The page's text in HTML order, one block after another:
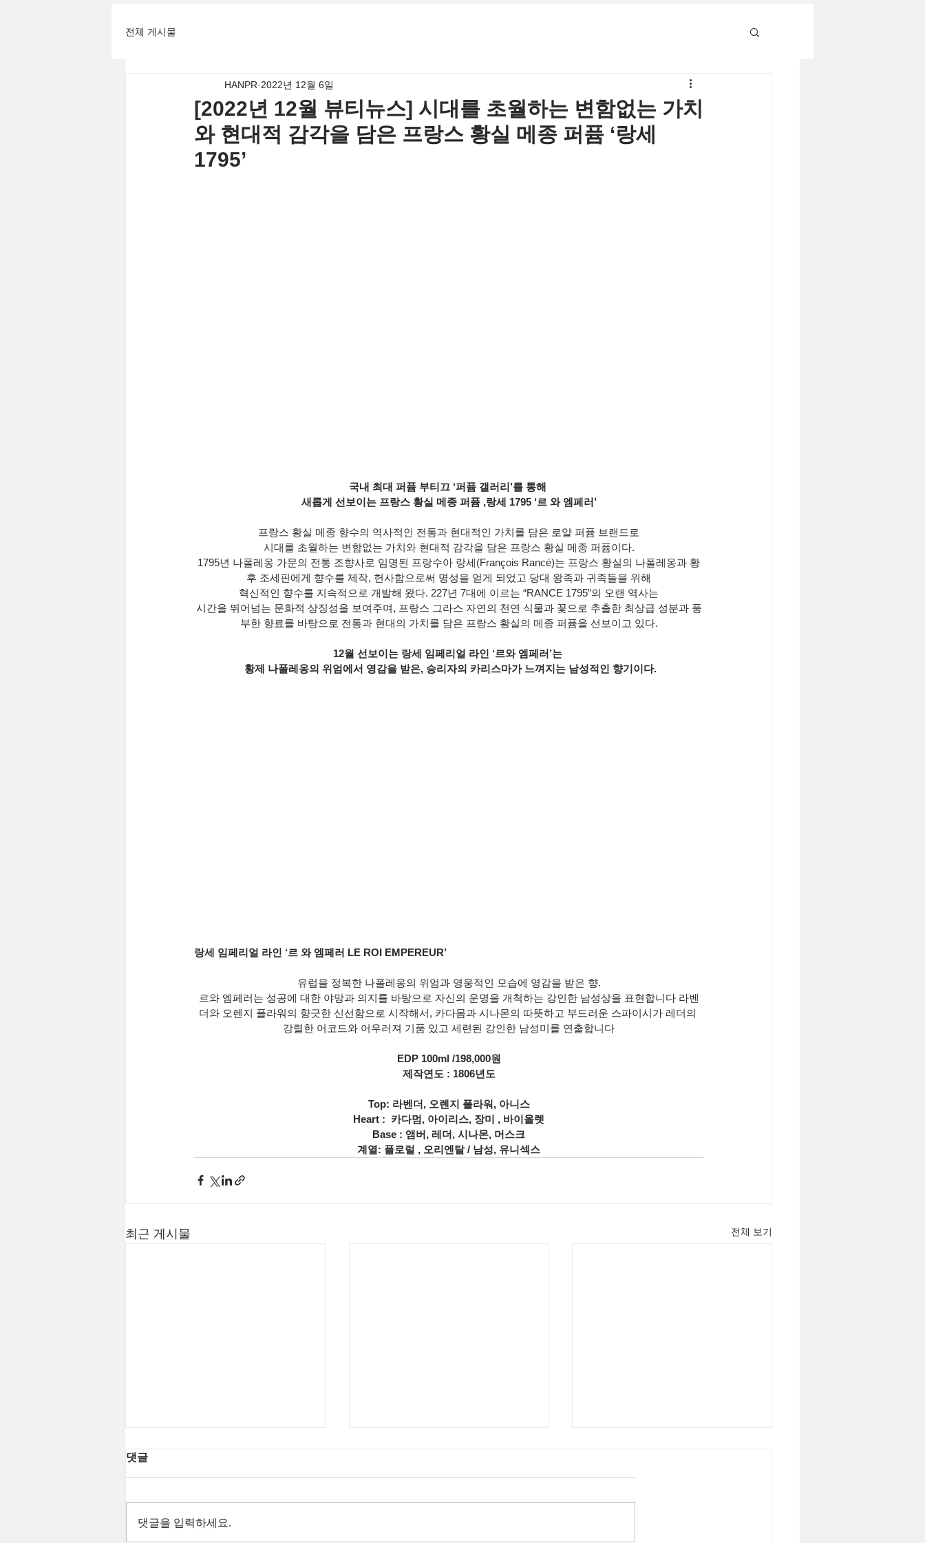
전체 게시물
[2022년 12월 뷰티뉴스] 시대를 초월하는 변함없는 가치
와 현대적 감각을 담은 프랑스 황실 메종 퍼퓸 ‘랑세
1795’
HANPR 2022년 12월 6일
국내 최대 퍼퓸 부티끄 ‘퍼퓸 갤러리’를 통해
새롭게 선보이는 프랑스 황실 메종 퍼퓸 ,랑세 1795 ‘르 와 엠페러’
프랑스 황실 메종 향수의 역사적인 전통과 현대적인 가치를 담은 로얄 퍼퓸 브랜드로
시대를 초월하는 변함없는 가치와 현대적 감각을 담은 프랑스 황실 메종 퍼퓸이다.
1795년 나폴레옹 가문의 전통 조향사로 임명된 프랑수아 랑세(François Rancé)는 프랑스 황실의 나폴레옹과 황
후 조세핀에게 향수를 제작, 헌사함으로써 명성을 얻게 되었고 당대 왕족과 귀족들을 위해
혁신적인 향수를 지속적으로 개발해 왔다. 227년 7대에 이르는 “RANCE 1795”의 오랜 역사는
시간을 뛰어넘는 문화적 상징성을 보여주며, 프랑스 그라스 자연의 천연 식물과 꽃으로 추출한 최상급 성분과 풍
부한 향료를 바탕으로 전통과 현대의 가치를 담은 프랑스 황실의 메종 퍼퓸을 선보이고 있다.
12월 선보이는 랑세 임페리얼 라인 ‘르와 엠페러’는
황제 나폴레옹의 위엄에서 영감을 받은, 승리자의 카리스마가 느껴지는 남성적인 향기이다.
랑세 임페리얼 라인 ‘르 와 엠페러 LE ROI EMPEREUR’
유럽을 정복한 나폴레옹의 위엄과 영웅적인 모습에 영감을 받은 향.
르와 엠페러는 성공에 대한 야망과 의지를 바탕으로 자신의 운명을 개척하는 강인한 남성상을 표현합니다 라벤
더와 오렌지 플라워의 향긋한 신선함으로 시작해서, 카다몸과 시나몬의 따뜻하고 부드러운 스파이시가 레더의
강렬한 어코드와 어우러져 기품 있고 세련된 강인한 남성미를 연출합니다
EDP 100ml /198,000원
제작연도 : 1806년도
Top: 라벤더, 오렌지 플라워, 아니스
Heart :  카다멈, 아이리스, 장미 , 바이올렛
Base : 앰버, 레더, 시나몬, 머스크
계열: 플로럴 , 오리엔탈 / 남성, 유니섹스
최근 게시물 전체 보기
댓글
댓글을 입력하세요.